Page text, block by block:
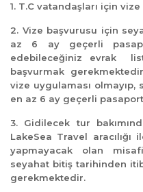
1. T.C vatandaşları için
2. Vize başvurusu için
az 6 ay geçerli
edebileceğiniz evrak
başvurmak
vize uygulaması
en az 6 ay geçerli
3. Gidilecek tur
LakeSea Travel
yapmayacak olan
seyahat bitiş tarihinden
gerekmektedir.